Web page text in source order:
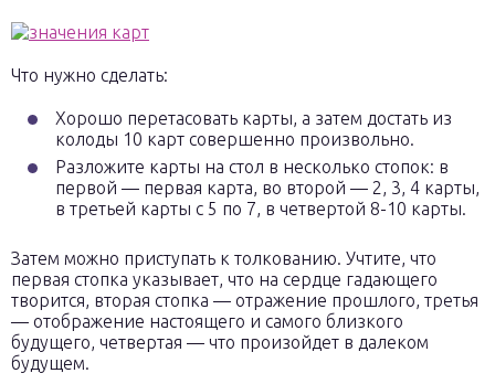
Что нужно сделать:
Хорошо перетасовать карты, а затем достать из
колоды 10 карт совершенно произвольно.
Разложите карты на стол в несколько стопок: в
первой — первая карта, во второй — 2, 3, 4 карты,
в третьей карты с 5 по 7, в четвертой 8-10 карты.
Затем можно приступать к толкованию. Учтите, что
первая стопка указывает, что на сердце гадающего
творится, вторая стопка — отражение прошлого, третья
— отображение настоящего и самого близкого
будущего, четвертая — что произойдет в далеком
будущем.